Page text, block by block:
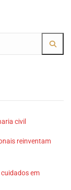
civil
reinventam
em